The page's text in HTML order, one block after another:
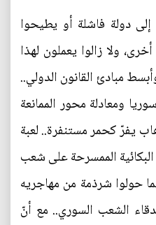
دولة فاشلة أو يطيحوا
ولا زالوا يعملون لهذا
مبادئ القانون الدولي..
ومعادلة محور الممانعة
يفرّ كحمر مستنفرة.. لعبة
الممسرحة على شعب
حولوا شرذمة من مهاجريه
الشعب السوري.. مع أنّ